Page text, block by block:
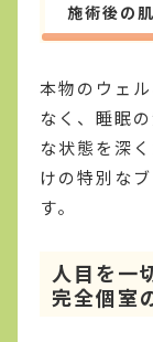
施術後の
本物のウェ
なく、睡眠
な状態を深
けの特別な
す。
人目を一
完全個室